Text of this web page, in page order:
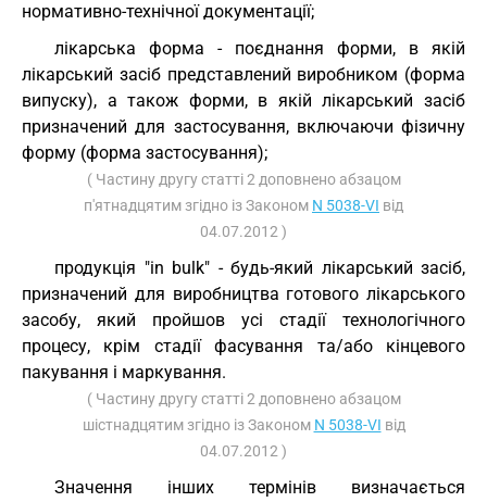
нормативно-технічної документації;
лікарська форма - поєднання форми, в якій
лікарський засіб представлений виробником (форма
випуску), а також форми, в якій лікарський засіб
призначений для застосування, включаючи фізичну
форму (форма застосування);
( Частину другу статті 2 доповнено абзацом
п'ятнадцятим згідно із Законом N 5038-VI від
04.07.2012 )
продукція "in bulk" - будь-який лікарський засіб,
призначений для виробництва готового лікарського
засобу, який пройшов усі стадії технологічного
процесу, крім стадії фасування та/або кінцевого
пакування і маркування.
( Частину другу статті 2 доповнено абзацом
шістнадцятим згідно із Законом N 5038-VI від
04.07.2012 )
Значення інших термінів визначається